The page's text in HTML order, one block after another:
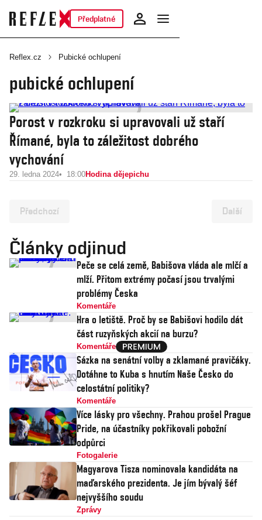
Předplatné
Reflex.cz Pubické ochlupení
pubické ochlupení
Porost v rozkroku si upravovali už staří
Římané, byla to záležitost dobrého
vychování
29. ledna 2024 18:00Hodina dějepichu
Předchozí Další
Články odjinud
Peče se celá země, Babišova vláda ale mlčí a
mlží. Přitom extrémy počasí jsou trvalými
problémy Česka
Komentáře
Hra o letiště. Proč by se Babišovi hodilo dát
část ruzyňských akcií na burzu?
Komentáře
Sázka na senátní volby a zklamané pravičáky.
Dotáhne to Kuba s hnutím Naše Česko do
celostátní politiky?
Komentáře
Více lásky pro všechny. Prahou prošel Prague
Pride, na účastníky pokřikovali pobožní
odpůrci
Fotogalerie
Magyarova Tisza nominovala kandidáta na
maďarského prezidenta. Je jím bývalý šéf
nejvyššího soudu
Zprávy